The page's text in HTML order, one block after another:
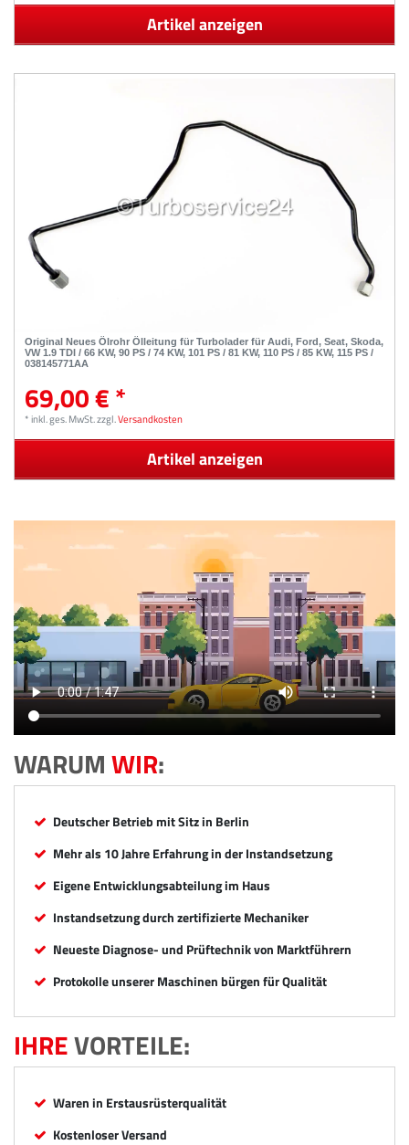
Artikel anzeigen
Original Neues Ölrohr Ölleitung für Turbolader für Audi, Ford, Seat, Skoda,
VW 1.9 TDI / 66 KW, 90 PS / 74 KW, 101 PS / 81 KW, 110 PS / 85 KW, 115 PS /
038145771AA
69,00 € *
*inkl. ges. MwSt.zzgl.Versandkosten
Artikel anzeigen
WARUMWIR:
Deutscher Betrieb mit Sitz in Berlin
Mehr als 10 Jahre Erfahrung in der Instandsetzung
Eigene Entwicklungsabteilung im Haus
Instandsetzung durch zertifizierte Mechaniker
Neueste Diagnose- und Prüftechnik von Marktführern
Protokolle unserer Maschinen bürgen für Qualität
IHREVORTEILE:
Waren in Erstausrüsterqualität
Kostenloser Versand